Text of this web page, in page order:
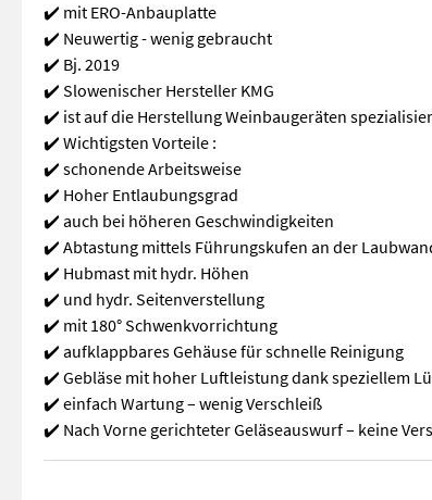
✔️ mit ERO-Anbauplatte
✔️ Neuwertig - wenig gebraucht
✔️ Bj. 2019
✔️ Slowenischer Hersteller KMG
✔️ ist auf die Herstellung Weinbaugeräten
✔️ Wichtigsten Vorteile :
✔️ schonende Arbeitsweise
✔️ Hoher Entlaubungsgrad
✔️ auch bei höheren Geschwindigkeiten
✔️ Abtastung mittels Führungskufen an der
✔️ Hubmast mit hydr. Höhen
✔️ und hydr. Seitenverstellung
✔️ mit 180° Schwenkvorrichtung
✔️ aufklappbares Gehäuse für schnelle Reinigung
✔️ Gebläse mit hoher Luftleistung dank speziellem
✔️ einfach Wartung – wenig Verschleiß
✔️ Nach Vorne gerichteter Geläseauswurf – keine
✨ KMG Entlauber gebraucht ✔️ mit ERO-